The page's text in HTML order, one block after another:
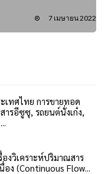
7 เมษายน 2022
เทศไทย การขายทอด
ารอีซูซุ, รถยนต์นั่งเก๋ง,
งวิเคราะห์ปริมาณสาร
ง (Continuous Flow...